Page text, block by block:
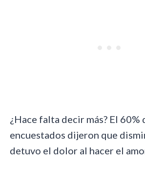
¿Hace falta decir más? El 60%
encuestados dijeron que
detuvo el dolor al hacer el